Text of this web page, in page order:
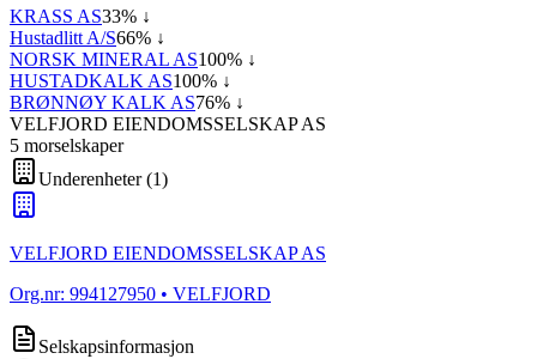
KRASS AS33% ↓
Hustadlitt A/S66% ↓
NORSK MINERAL AS100% ↓
HUSTADKALK AS100% ↓
BRØNNØY KALK AS76% ↓
VELFJORD EIENDOMSSELSKAP AS
5 morselskaper
Underenheter(1)
VELFJORD EIENDOMSSELSKAP AS
Org.nr: 994127950 • VELFJORD
Selskapsinformasjon